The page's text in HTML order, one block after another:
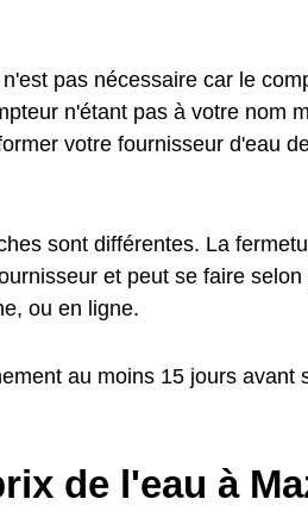
pas nécessaire car le
n'étant pas à votre nom
votre fournisseur d'eau
sont différentes. La
et peut se faire
ou en ligne.
au moins 15 jours avant
de l'eau à